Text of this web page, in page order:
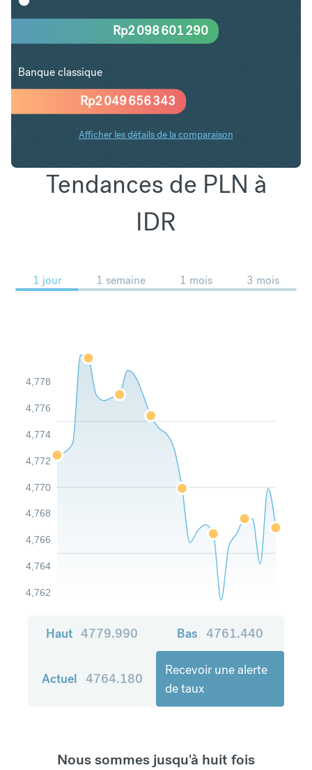
Rp2 049 656 343
Rp2 098 601 290
Banque classique
Afficher les détails de la comparaison
Tendances de PLN à
IDR
1 jour 1 semaine 1 mois 3 mois
4,762
4,764
4,766
4,768
4,770
4,772
4,774
4,776
4,778
Haut 4779.990 Bas 4761.440
Actuel 4764.180
Recevoir une alerte
de taux
Nous sommes jusqu'à huit fois